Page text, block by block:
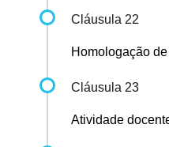
Cláusula 22
Homologação
Cláusula 23
Atividade